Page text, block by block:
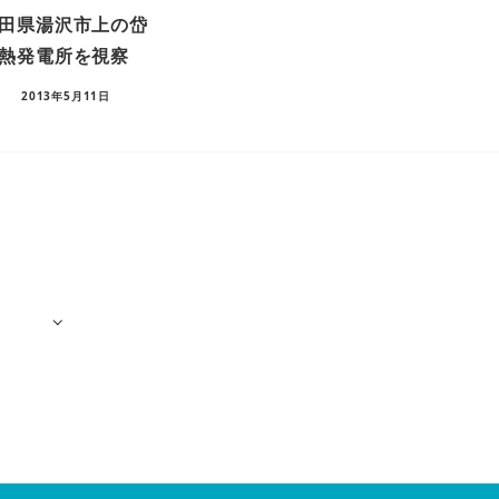
県湯沢市上の岱
発電所を視察
2013年5月11日